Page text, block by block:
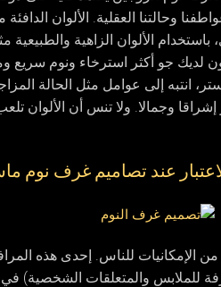
وحالتنا العقلية. الألوان الدافئة
الألوان الزاهية
لديك جو أكثر استرخاء ونوم سريع
انتبه إلى عوامل مثل الحالة
وجمالا. ولا تنس أن الألوان
عند تصاميم غرف نوم
الإمكانيات للناس. إحدى هذه
للملابس والمتعلقات الشخصية)